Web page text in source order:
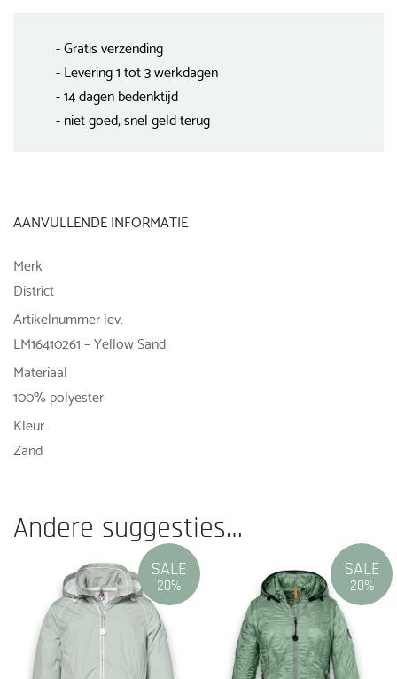
- Gratis verzending
- Levering 1 tot 3 werkdagen
- 14 dagen bedenktijd
- niet goed, snel geld terug
AANVULLENDE INFORMATIE
Merk
District
Artikelnummer lev.
LM16410261 – Yellow Sand
Materiaal
100% polyester
Kleur
Zand
Andere suggesties…
SALE
20%
SALE
20%